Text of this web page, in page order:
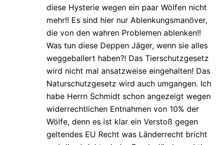
diese Hysterie wegen ein paar Wölfen nicht
mehr!! Es sind hier nur Ablenkungsmanöver,
die von den wahren Problemen ablenken!!
Was tun diese Deppen Jäger, wenn sie alles
weggeballert haben?! Das Tierschutzgesetz
wird nicht mal ansatzweise eingehalten! Das
Naturschutzgesetz wird auch umgangen. Ich
habe Herrn Schmidt schon angezeigt wegen
widerrechtlichen Entnahmen von 10% der
Wölfe, denn es ist klar ein Verstoß gegen
geltendes EU Recht was Länderrecht bricht